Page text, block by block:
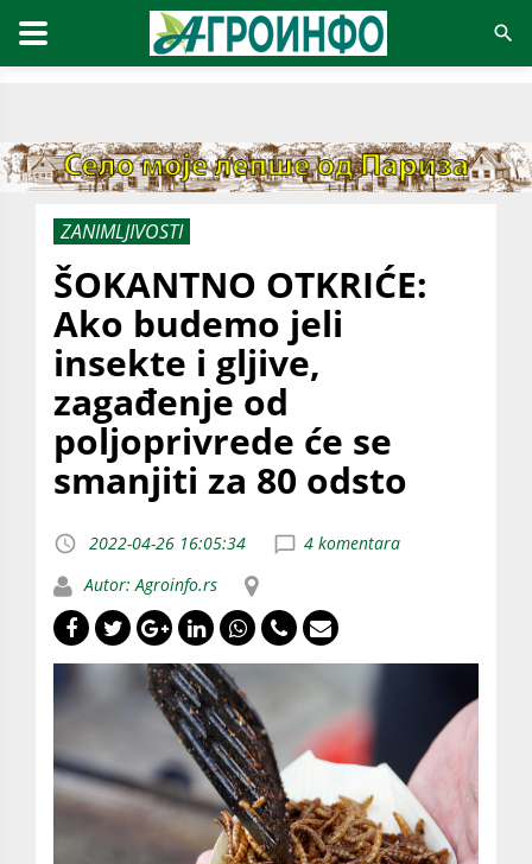
ZANIMLJIVOSTI
ŠOKANTNO OTKRIĆE:
Ako budemo jeli
insekte i gljive,
zagađenje od
poljoprivrede će se
smanjiti za 80 odsto
2022-04-26 16:05:34
4 komentara
Autor: Agroinfo.rs